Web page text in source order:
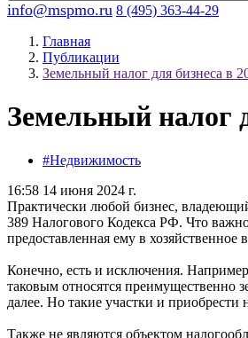
info@mspmo.ru 8 (495) 363-44-29
Главная
Публикации
Земельный налог для бизнеса в
Земельный налог
#Недвижимость
16:58 14 июня 2024 г.
Практически любой бизнес, владеющий
389 Налогового Кодекса РФ. Что
предоставленная ему в хозяйственное
Конечно, есть и исключения.
таковым относятся преимущественно
далее. Но такие участки и приобрести
Также не являются объектом